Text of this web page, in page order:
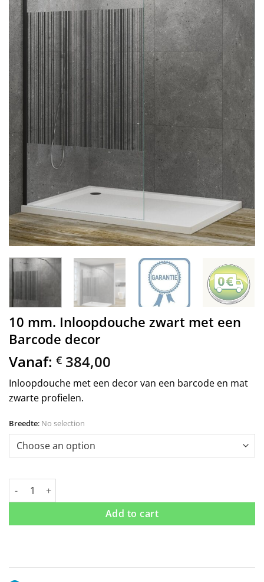
10 mm. Inloopdouche zwart met een
Barcode decor
Vanaf: € 384,00
Inloopdouche met een decor van een barcode en mat
zwarte profielen.
Breedte: No selection
10 mm. Inloopdouche zwart met een Barcode decor quantity
Add to cart